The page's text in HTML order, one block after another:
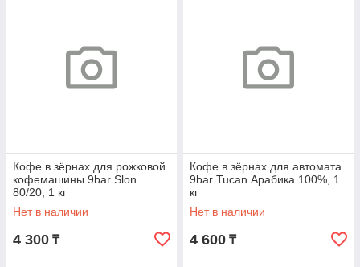
Кофе в зёрнах для рожковой
кофемашины 9bar Slon
80/20, 1 кг
Нет в наличии
4 300 ₸
Кофе в зёрнах для автомата
9bar Tucan Арабика 100%, 1
кг
Нет в наличии
4 600 ₸